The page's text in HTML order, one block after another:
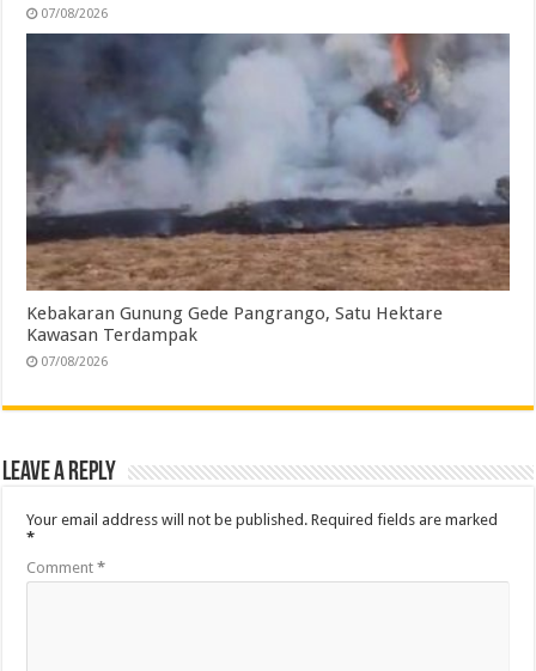
07/08/2026
Kebakaran Gunung Gede Pangrango, Satu Hektare
Kawasan Terdampak
07/08/2026
Leave a Reply
Your email address will not be published. Required fields are marked
*
Comment*